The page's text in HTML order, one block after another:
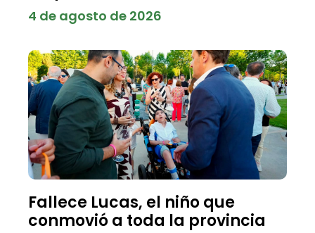
4 de agosto de 2026
Fallece Lucas, el niño que
conmovió a toda la provincia